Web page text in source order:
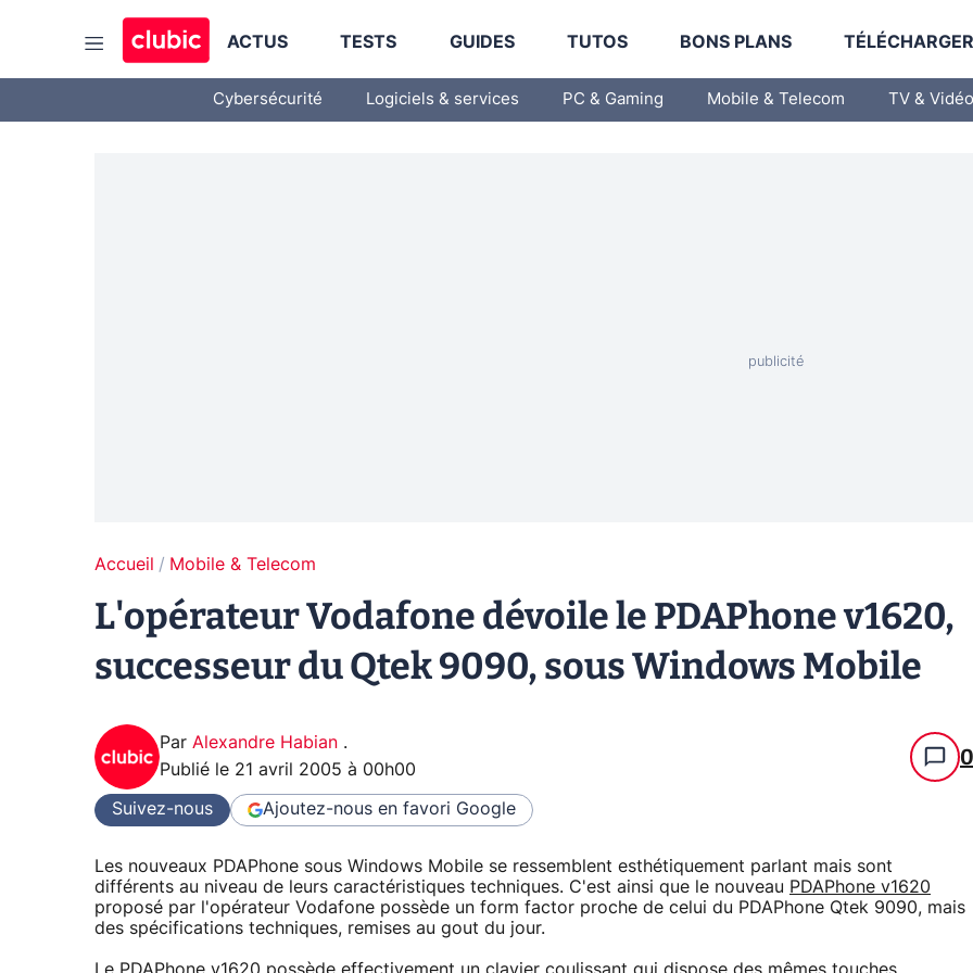
ACTUS TESTS GUIDES TUTOS BONS PLANS
Cybersécurité Logiciels & services PC & Gaming Mobile & Telecom TV & Vidéo
Accueil Mobile & Telecom
L'opérateur Vodafone dévoile le PDAPhone v1620,
successeur du Qtek 9090, sous Windows Mobile
Par Alexandre Habian .
Publié le 21 avril 2005 à 00h00 0
Suivez-nous Ajoutez-nous en favori Google
Les nouveaux PDAPhone sous Windows Mobile se ressemblent esthétiquement parlant mais sont
différents au niveau de leurs caractéristiques techniques. C'est ainsi que le nouveau PDAPhone v1620
proposé par l'opérateur Vodafone possède un form factor proche de celui du PDAPhone Qtek 9090, mais
des spécifications techniques, remises au gout du jour.